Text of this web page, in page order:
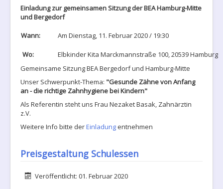
Einladung zur gemeinsamen Sitzung der BEA Hamburg-Mitte
und Bergedorf
Wann: Am Dienstag, 11. Februar 2020 / 19:30
Wo:
Elbkinder Kita Marckmannstraße 100, 20539 Hamburg
Gemeinsame Sitzung BEA Bergedorf und Hamburg-Mitte
Unser Schwerpunkt-Thema: "Gesunde Zähne von Anfang
an - die richtige Zahnhygiene bei Kindern"
Als Referentin steht uns Frau Nezaket Basak, Zahnärztin
z.V.
Weitere Info bitte derEinladungentnehmen
Preisgestaltung Schulessen
DetailsVeröffentlicht: 01. Februar 2020